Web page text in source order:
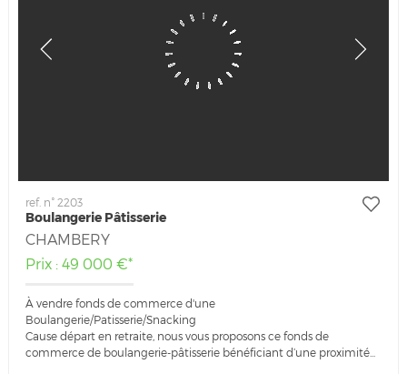
ref. n° 2203
Boulangerie Pâtisserie
CHAMBERY
Prix : 49 000 €*
À vendre fonds de commerce d'une
Boulangerie/Patisserie/Snacking
Cause départ en retraite, nous vous proposons ce fonds de
commerce de boulangerie-pâtisserie bénéficiant d’une proximité...